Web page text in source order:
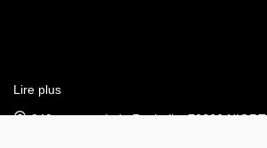
Lire plus
243 avenue de la Rochelle, 79000 NIORT